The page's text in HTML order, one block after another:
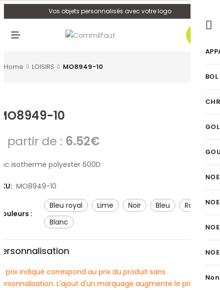
Vos objets personnalisés avec votre logo
U
0
Home LOISIRS MO8949-10
10
partir de : 6.52€
isotherme polyester 600D
MO8949-10
:
bleu royal lime noir bleu
rouge
blanc
prix indiqué correspond au prix du produit sans
L'ajout d'un marquage augmente le prix du
BOL